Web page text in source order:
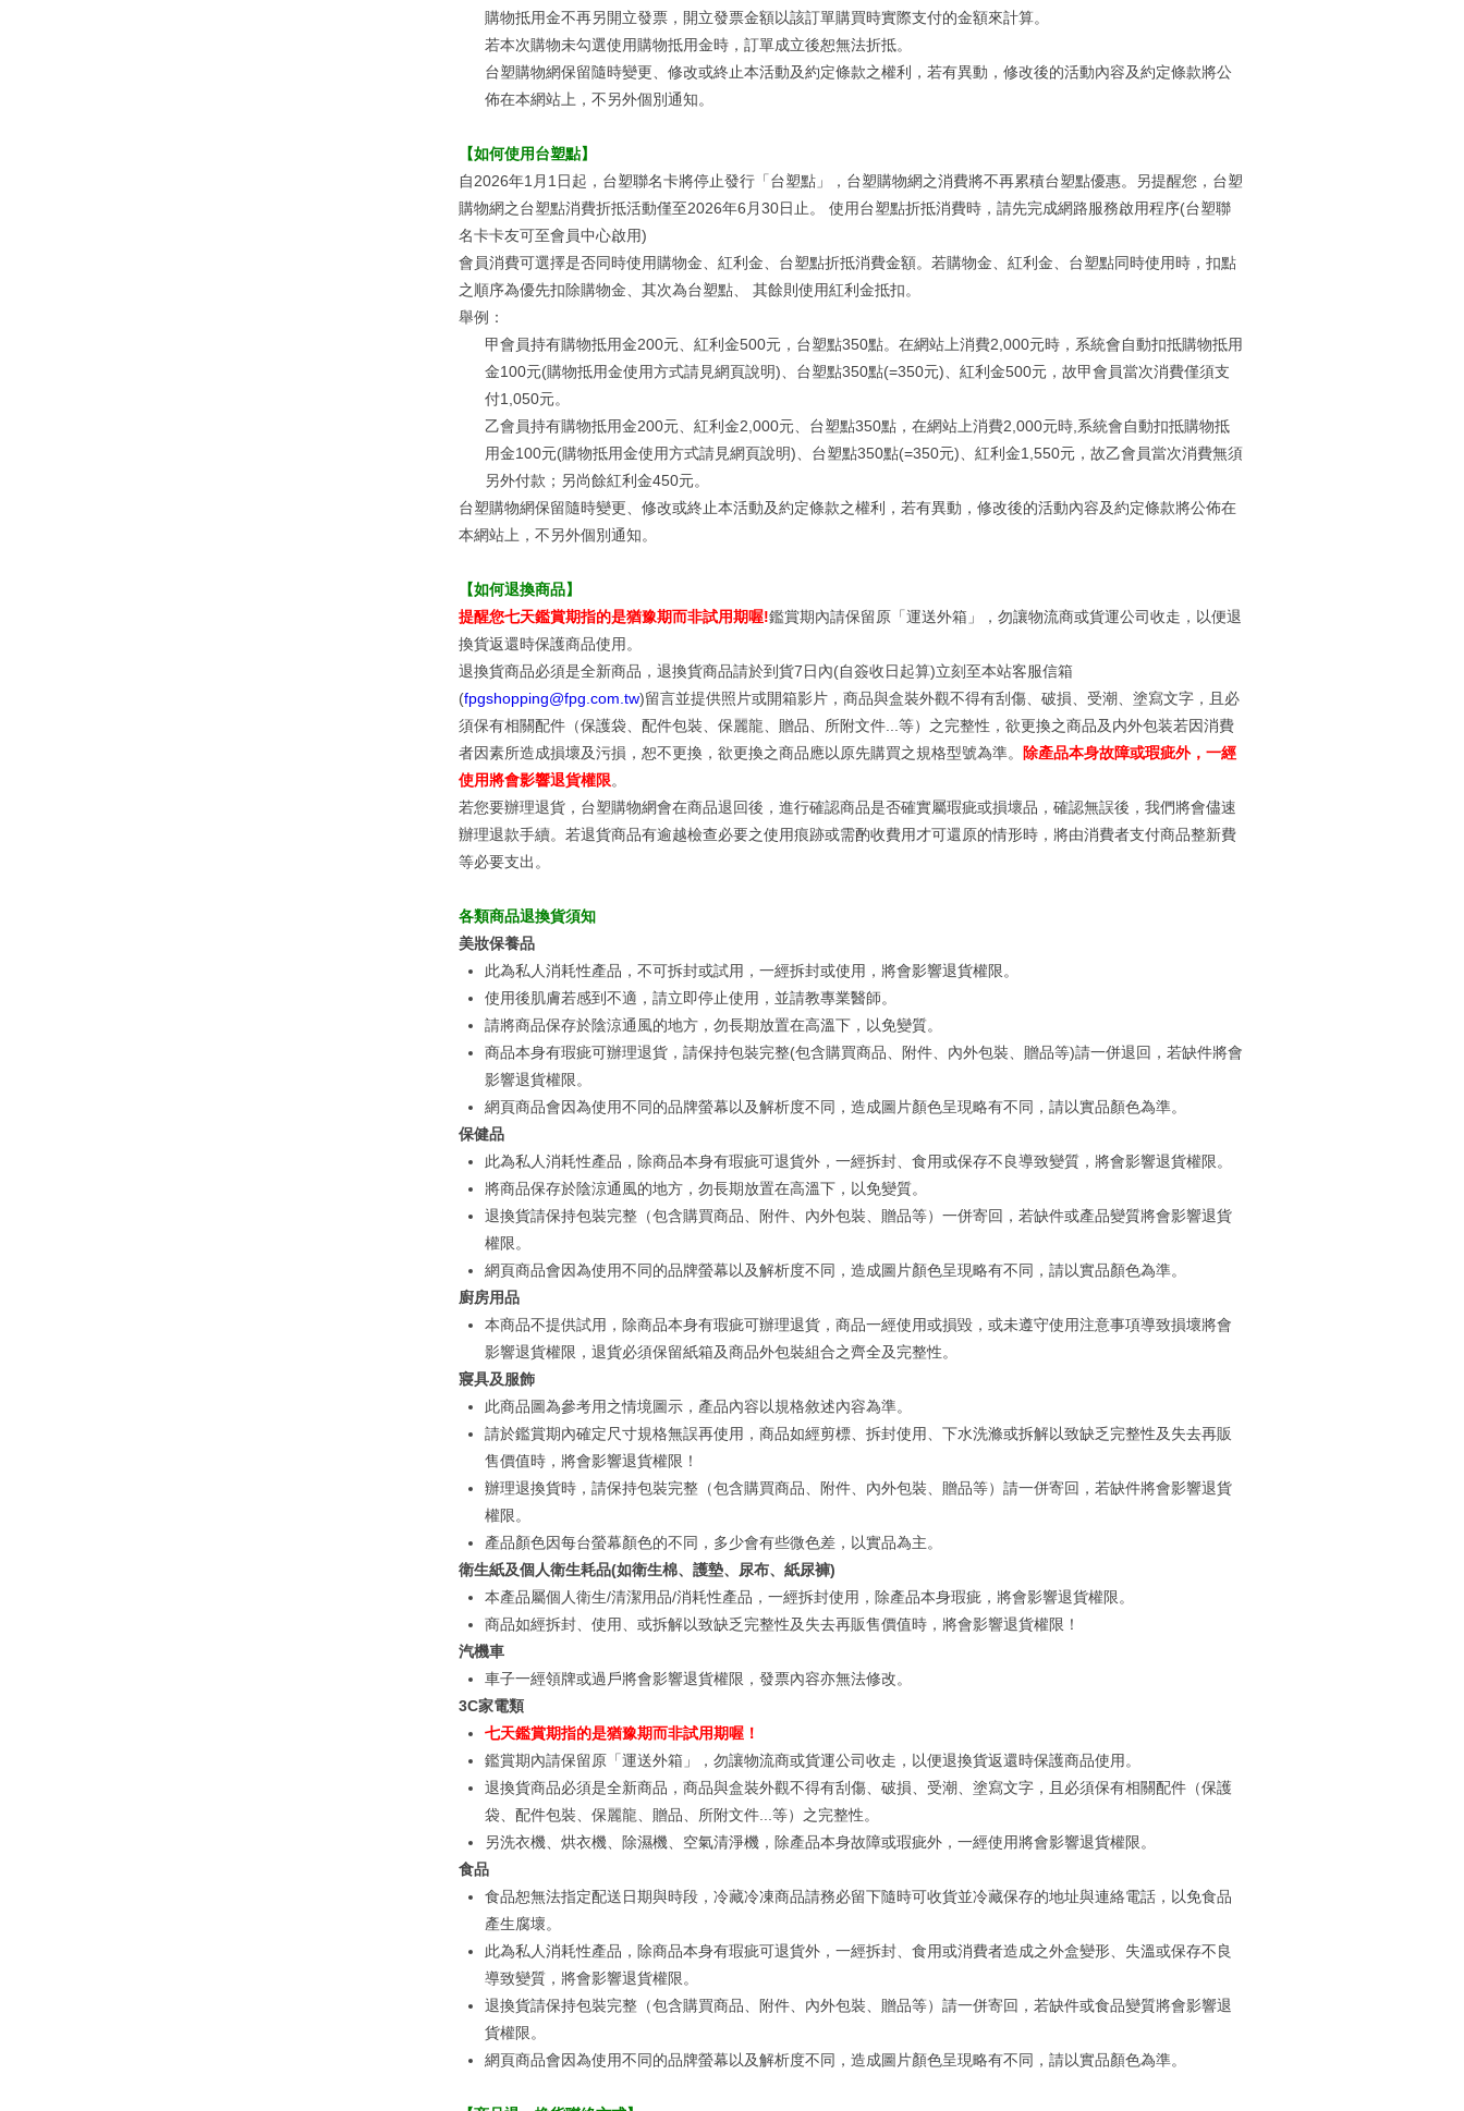
購物抵用金不再另開立發票，開立發票金額以該訂單購買時實際支付的金額來計算。
若本次購物未勾選使用購物抵用金時，訂單成立後恕無法折抵。
台塑購物網保留隨時變更、修改或終止本活動及約定條款之權利，若有異動，修改後的活動內容及約定條款將公
佈在本網站上，不另外個別通知。
【如何使用台塑點】
自2026年1月1日起，台塑聯名卡將停止發行「台塑點」，台塑購物網之消費將不再累積台塑點優惠。另提醒您，台塑
購物網之台塑點消費折抵活動僅至2026年6月30日止。 使用台塑點折抵消費時，請先完成網路服務啟用程序(台塑聯
名卡卡友可至會員中心啟用)
會員消費可選擇是否同時使用購物金、紅利金、台塑點折抵消費金額。若購物金、紅利金、台塑點同時使用時，扣點
之順序為優先扣除購物金、其次為台塑點、 其餘則使用紅利金抵扣。
舉例：
甲會員持有購物抵用金200元、紅利金500元，台塑點350點。在網站上消費2,000元時，系統會自動扣抵購物抵用
金100元(購物抵用金使用方式請見網頁說明)、台塑點350點(=350元)、紅利金500元，故甲會員當次消費僅須支
付1,050元。
乙會員持有購物抵用金200元、紅利金2,000元、台塑點350點，在網站上消費2,000元時,系統會自動扣抵購物抵
用金100元(購物抵用金使用方式請見網頁說明)、台塑點350點(=350元)、紅利金1,550元，故乙會員當次消費無須
另外付款；另尚餘紅利金450元。
台塑購物網保留隨時變更、修改或終止本活動及約定條款之權利，若有異動，修改後的活動內容及約定條款將公佈在
本網站上，不另外個別通知。
【如何退換商品】
提醒您七天鑑賞期指的是猶豫期而非試用期喔!鑑賞期內請保留原「運送外箱」，勿讓物流商或貨運公司收走，以便退
換貨返還時保護商品使用。
退換貨商品必須是全新商品，退換貨商品請於到貨7日內(自簽收日起算)立刻至本站客服信箱
(fpgshopping@fpg.com.tw)留言並提供照片或開箱影片，商品與盒裝外觀不得有刮傷、破損、受潮、塗寫文字，且必
須保有相關配件（保護袋、配件包裝、保麗龍、贈品、所附文件...等）之完整性，欲更換之商品及内外包装若因消費
者因素所造成損壞及污損，恕不更換，欲更換之商品應以原先購買之規格型號為準。
除產品本身故障或瑕疵外，一經
使用將會影響退貨權限。
若您要辦理退貨，台塑購物網會在商品退回後，進行確認商品是否確實屬瑕疵或損壞品，確認無誤後，我們將會儘速
辦理退款手續。若退貨商品有逾越檢查必要之使用痕跡或需酌收費用才可還原的情形時，將由消費者支付商品整新費
等必要支出。
各類商品退換貨須知
美妝保養品
此為私人消耗性產品，不可拆封或試用，一經拆封或使用，將會影響退貨權限。
使用後肌膚若感到不適，請立即停止使用，並請教專業醫師。
請將商品保存於陰涼通風的地方，勿長期放置在高溫下，以免變質。
商品本身有瑕疵可辦理退貨，請保持包裝完整(包含購買商品、附件、內外包裝、贈品等)請一併退回，若缺件將會
影響退貨權限。
網頁商品會因為使用不同的品牌螢幕以及解析度不同，造成圖片顏色呈現略有不同，請以實品顏色為準。
保健品
此為私人消耗性產品，除商品本身有瑕疵可退貨外，一經拆封、食用或保存不良導致變質，將會影響退貨權限。
將商品保存於陰涼通風的地方，勿長期放置在高溫下，以免變質。
退換貨請保持包裝完整（包含購買商品、附件、內外包裝、贈品等）一併寄回，若缺件或產品變質將會影響退貨
權限。
網頁商品會因為使用不同的品牌螢幕以及解析度不同，造成圖片顏色呈現略有不同，請以實品顏色為準。
廚房用品
本商品不提供試用，除商品本身有瑕疵可辦理退貨，商品一經使用或損毀，或未遵守使用注意事項導致損壞將會
影響退貨權限，退貨必須保留紙箱及商品外包裝組合之齊全及完整性。
寢具及服飾
此商品圖為參考用之情境圖示，產品內容以規格敘述內容為準。
請於鑑賞期內確定尺寸規格無誤再使用，商品如經剪標、拆封使用、下水洗滌或拆解以致缺乏完整性及失去再販
售價值時，將會影響退貨權限！
辦理退換貨時，請保持包裝完整（包含購買商品、附件、內外包裝、贈品等）請一併寄回，若缺件將會影響退貨
權限。
產品顏色因每台螢幕顏色的不同，多少會有些微色差，以實品為主。
衛生紙及個人衛生耗品(如衛生棉、護墊、尿布、紙尿褲)
本產品屬個人衛生/清潔用品/消耗性產品，一經拆封使用，除產品本身瑕疵，將會影響退貨權限。
商品如經拆封、使用、或拆解以致缺乏完整性及失去再販售價值時，將會影響退貨權限！
汽機車
車子一經領牌或過戶將會影響退貨權限，發票內容亦無法修改。
3C家電類
七天鑑賞期指的是猶豫期而非試用期喔！
鑑賞期內請保留原「運送外箱」，勿讓物流商或貨運公司收走，以便退換貨返還時保護商品使用。
退換貨商品必須是全新商品，商品與盒裝外觀不得有刮傷、破損、受潮、塗寫文字，且必須保有相關配件（保護
袋、配件包裝、保麗龍、贈品、所附文件...等）之完整性。
另洗衣機、烘衣機、除濕機、空氣清淨機，除產品本身故障或瑕疵外，一經使用將會影響退貨權限。
食品
食品恕無法指定配送日期與時段，冷藏冷凍商品請務必留下隨時可收貨並冷藏保存的地址與連絡電話，以免食品
產生腐壞。
此為私人消耗性產品，除商品本身有瑕疵可退貨外，一經拆封、食用或消費者造成之外盒變形、失溫或保存不良
導致變質，將會影響退貨權限。
退換貨請保持包裝完整（包含購買商品、附件、內外包裝、贈品等）請一併寄回，若缺件或食品變質將會影響退
貨權限。
網頁商品會因為使用不同的品牌螢幕以及解析度不同，造成圖片顏色呈現略有不同，請以實品顏色為準。